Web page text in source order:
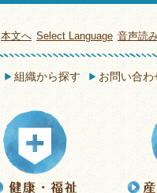
本文へ Select Language 音声読
組織から探す お問い合わ